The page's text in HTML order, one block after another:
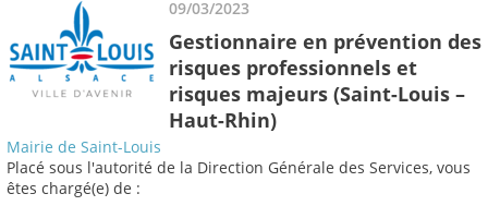
09/03/2023
Gestionnaire en prévention des
risques professionnels et
risques majeurs (Saint-Louis –
Haut-Rhin)
Mairie de Saint-Louis
Placé sous l'autorité de la Direction Générale des Services, vous
êtes chargé(e) de :